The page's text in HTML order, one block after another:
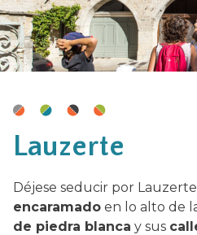
Lauzerte
Déjese seducir por
encaramado en lo alto de
de piedra blanca y sus